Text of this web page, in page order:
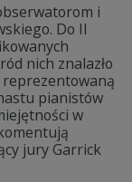
i
Do II
nich znalazło
reprezentowaną
pianistów
w
jury Garrick